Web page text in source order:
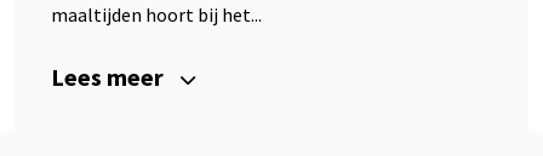
maaltijden hoort bij het...
Lees meer